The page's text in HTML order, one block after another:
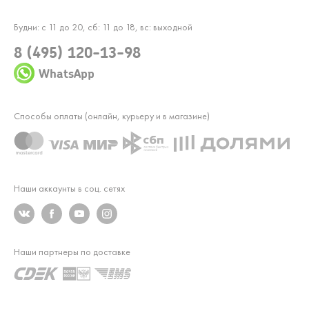
Будни: с 11 до 20, сб: 11 до 18, вс: выходной
8 (495) 120-13-98
WhatsApp
Наши аккаунты в соц. сетях
Способы оплаты (онлайн, курьеру и в магазине)
Наши партнеры по доставке